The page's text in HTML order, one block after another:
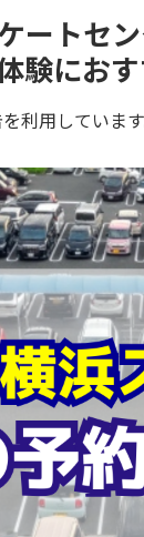
ートセ
験におす
利用しています